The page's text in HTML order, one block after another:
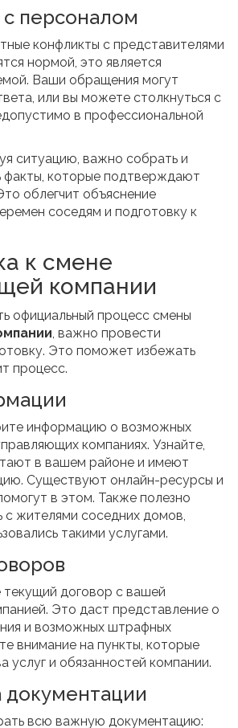
персоналом
конфликты с представителями
нормой, это является
Ваши обращения могут
или вы можете столкнуться с
в профессиональной
ситуацию, важно собрать и
факты, которые подтверждают
облегчит объяснение
соседям и подготовку к
к смене
компании
официальный процесс смены
, важно провести
Это поможет избежать
процесс.
информацию о возможных
компаниях. Узнайте,
в вашем районе и имеют
Существуют онлайн-ресурсы и
в этом. Также полезно
с жителями соседних домов,
такими услугами.
текущий договор с вашей
Это даст представление о
и возможных штрафных
внимание на пункты, которые
услуг и обязанностей компании.
документации
всю важную документацию: